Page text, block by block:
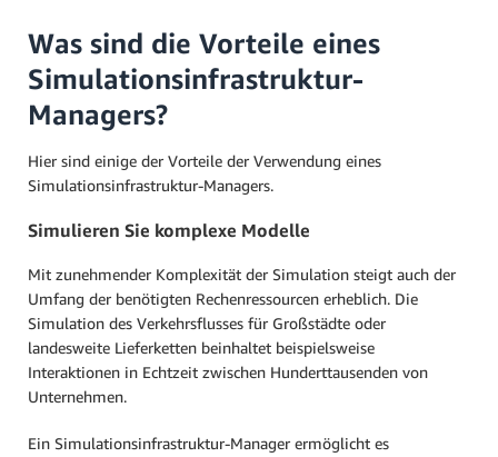
Was sind die Vorteile eines
Simulationsinfrastruktur-
Managers?
Hier sind einige der Vorteile der Verwendung eines
Simulationsinfrastruktur-Managers.
Simulieren Sie komplexe Modelle
Mit zunehmender Komplexität der Simulation steigt auch der
Umfang der benötigten Rechenressourcen erheblich. Die
Simulation des Verkehrsflusses für Großstädte oder
landesweite Lieferketten beinhaltet beispielsweise
Interaktionen in Echtzeit zwischen Hunderttausenden von
Unternehmen.
Ein Simulationsinfrastruktur-Manager ermöglicht es